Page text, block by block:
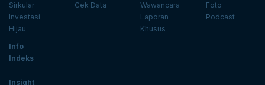
Sirkular
Investasi
Hijau
Cek Data
Wawancara
Laporan
Khusus
Foto
Podcast
Info
Indeks
Insight